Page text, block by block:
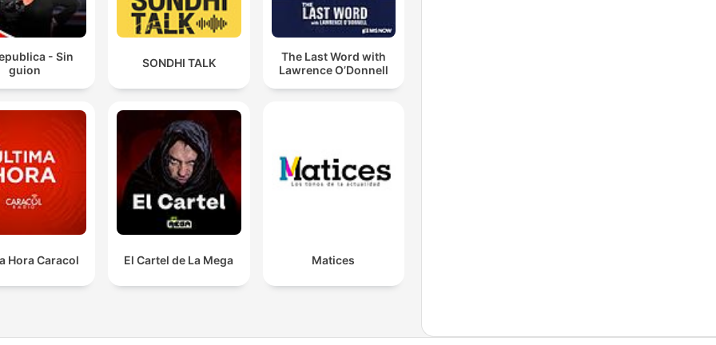
- Sin
guion
SONDHI TALK
The Last Word with
Lawrence O’Donnell
Hora Caracol El Cartel de La Mega Matices